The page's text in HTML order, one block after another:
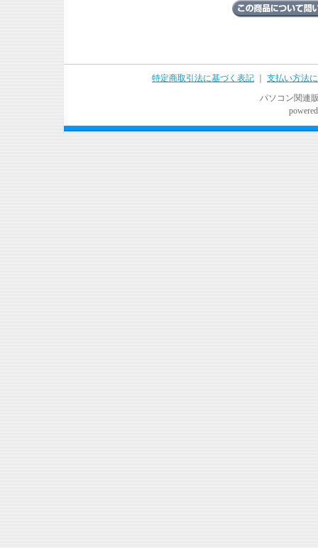
特定商取引法に基づく表記
支払い方法
パソコン関連